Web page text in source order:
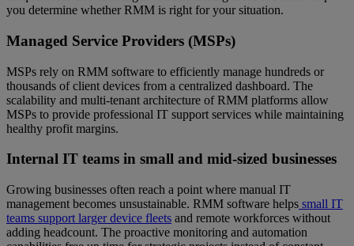
you determine whether RMM is right for your situation.
Managed Service Providers (MSPs)
MSPs rely on RMM software to efficiently manage hundreds or
thousands of client devices from a centralized dashboard. The
scalability and multi-tenant architecture of RMM platforms allow
MSPs to provide professional IT support services while maintaining
healthy profit margins.
Internal IT teams in small and mid-sized businesses
Growing businesses often reach a point where manual IT
management becomes unsustainable. RMM software helps small IT
teams support larger device fleets and remote workforces without
adding headcount. The proactive monitoring and automation